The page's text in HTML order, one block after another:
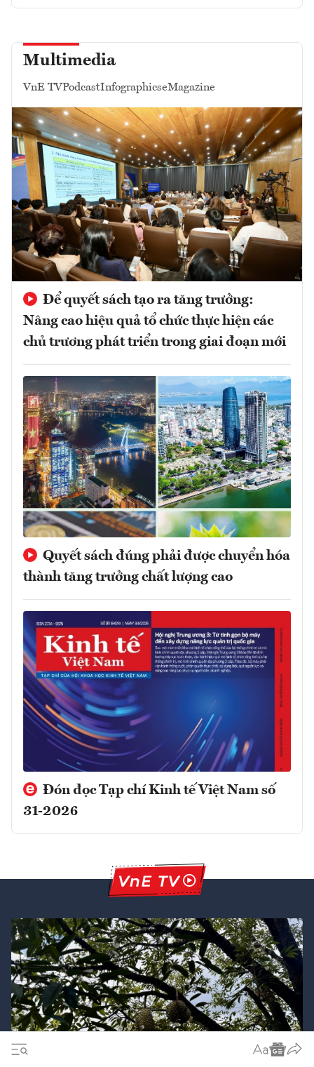
Multimedia
VnE TVPodcastInfographicseMagazine
Để quyết sách tạo ra tăng trưởng:
Nâng cao hiệu quả tổ chức thực hiện các
chủ trương phát triển trong giai đoạn mới
Quyết sách đúng phải được chuyển hóa
thành tăng trưởng chất lượng cao
Đón đọc Tạp chí Kinh tế Việt Nam số
31-2026